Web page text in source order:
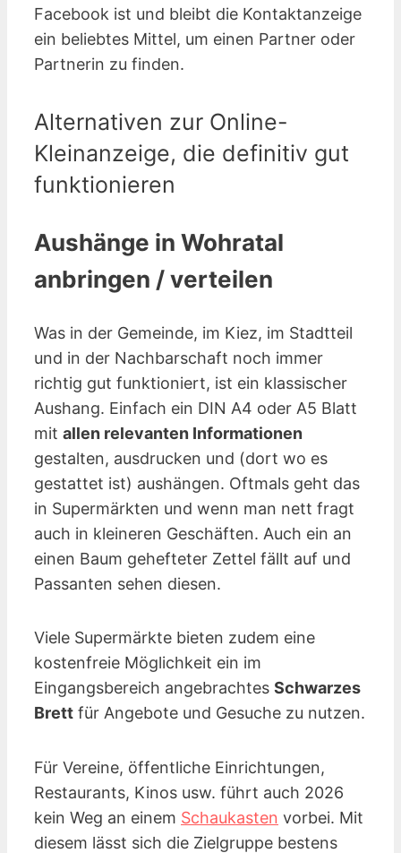
Facebook ist und bleibt die Kontaktanzeige
ein beliebtes Mittel, um einen Partner oder
Partnerin zu finden.
Alternativen zur Online-
Kleinanzeige, die definitiv gut
funktionieren
Aushänge in Wohratal
anbringen / verteilen
Was in der Gemeinde, im Kiez, im Stadtteil
und in der Nachbarschaft noch immer
richtig gut funktioniert, ist ein klassischer
Aushang. Einfach ein DIN A4 oder A5 Blatt
mit allen relevanten Informationen
gestalten, ausdrucken und (dort wo es
gestattet ist) aushängen. Oftmals geht das
in Supermärkten und wenn man nett fragt
auch in kleineren Geschäften. Auch ein an
einen Baum gehefteter Zettel fällt auf und
Passanten sehen diesen.
Viele Supermärkte bieten zudem eine
kostenfreie Möglichkeit ein im
Eingangsbereich angebrachtes Schwarzes
Brett für Angebote und Gesuche zu nutzen.
Für Vereine, öffentliche Einrichtungen,
Restaurants, Kinos usw. führt auch 2026
kein Weg an einem Schaukasten vorbei. Mit
diesem lässt sich die Zielgruppe bestens